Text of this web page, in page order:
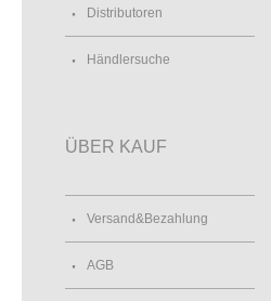
Distributoren
Händlersuche
ÜBER KAUF
Versand&Bezahlung
AGB